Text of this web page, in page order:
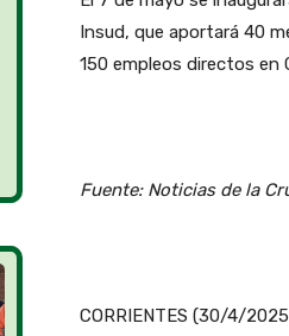
Insud, que aportará 40
150 empleos directos en
Fuente: Noticias de la
CORRIENTES (30/4/